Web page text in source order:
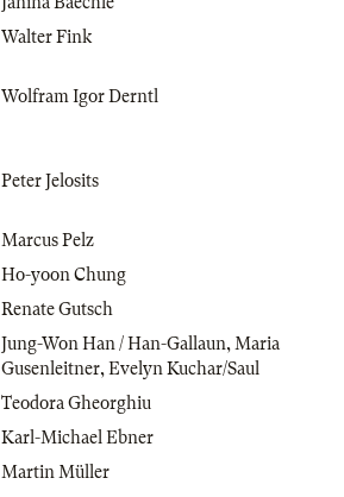
Walter Fink
Wolfram Igor Derntl
Peter Jelosits
Marcus Pelz
Ho-yoon Chung
Renate Gutsch
Jung-Won Han / Han-Gallaun,Maria
Gusenleitner,Evelyn Kuchar/Saul
Teodora Gheorghiu
Karl-Michael Ebner
Martin Müller